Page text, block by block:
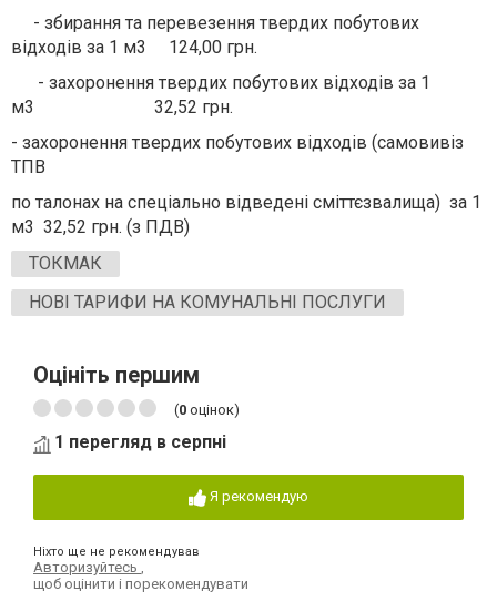
- збирання та перевезення твердих побутових
відходів за 1 м3 124,00 грн.
- захоронення твердих побутових відходів за 1
м3 32,52 грн.
- захоронення твердих побутових відходів (самовивіз
ТПВ
по талонах на спеціально відведені сміттєзвалища) за 1
м3 32,52 грн. (з ПДВ)
ТОКМАК
НОВІ ТАРИФИ НА КОМУНАЛЬНІ ПОСЛУГИ
Оцініть першим
(0 оцінок)
1 перегляд в серпні
Я рекомендую
Ніхто ще не рекомендував
Авторизуйтесь ,
щоб оцінити і порекомендувати